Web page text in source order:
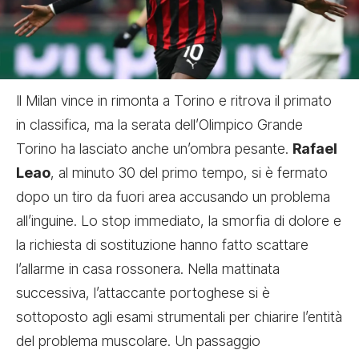
Il Milan vince in rimonta a Torino e ritrova il primato
in classifica, ma la serata dell’Olimpico Grande
Torino ha lasciato anche un’ombra pesante. Rafael
Leao, al minuto 30 del primo tempo, si è fermato
dopo un tiro da fuori area accusando un problema
all’inguine. Lo stop immediato, la smorfia di dolore e
la richiesta di sostituzione hanno fatto scattare
l’allarme in casa rossonera. Nella mattinata
successiva, l’attaccante portoghese si è
sottoposto agli esami strumentali per chiarire l’entità
del problema muscolare. Un passaggio